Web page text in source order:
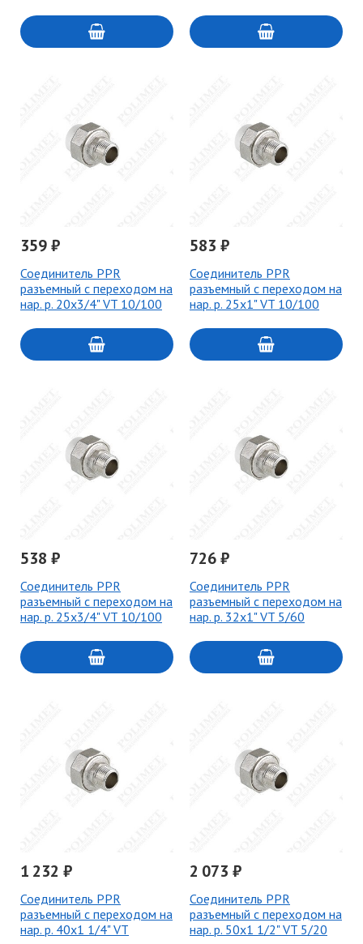
359 ₽
Соединитель PPR
разъемный с переходом на
нар. р. 20х3/4" VT 10/100
583 ₽
Соединитель PPR
разъемный с переходом на
нар. р. 25х1" VT 10/100
538 ₽
Соединитель PPR
разъемный с переходом на
нар. р. 25х3/4" VT 10/100
726 ₽
Соединитель PPR
разъемный с переходом на
нар. р. 32х1" VT 5/60
1 232 ₽
Соединитель PPR
разъемный с переходом на
нар. р. 40х1 1/4" VT
2 073 ₽
Соединитель PPR
разъемный с переходом на
нар. р. 50х1 1/2" VT 5/20